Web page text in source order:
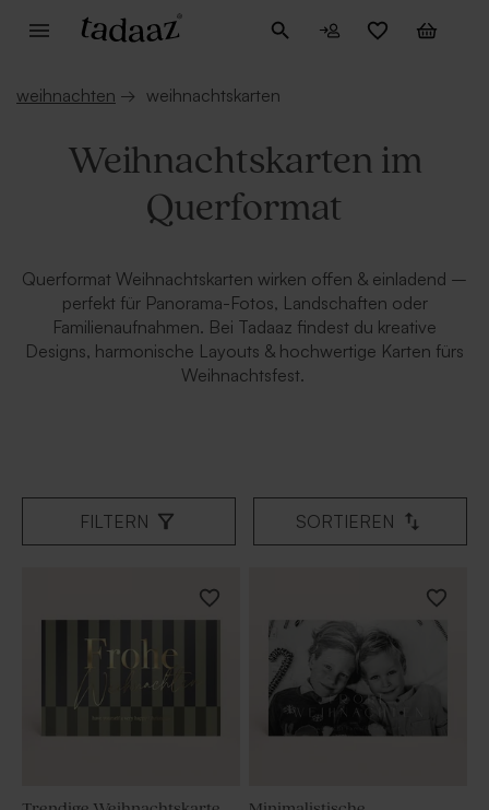
weihnachten → weihnachtskarten
Weihnachtskarten im
Querformat
Querformat Weihnachtskarten wirken offen & einladend –
perfekt für Panorama-Fotos, Landschaften oder
Familienaufnahmen. Bei Tadaaz findest du kreative
Designs, harmonische Layouts & hochwertige Karten fürs
Weihnachtsfest.
FILTERN SORTIEREN